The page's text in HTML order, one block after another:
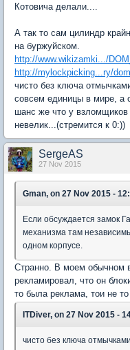
Котовича делали....
А так то сам цилиндр
на буржуйском.
http://www.wikizamki.../
http://mylockpicking...ry/
чисто без ключа
совсем единицы в мире, а
шанс же что у
невелик...(стремится к 0:))
SergeAS
27 Nov 2015
Gman, on 27 Nov 2015 -
Если обсуждается замок
механизма там
одном корпусе.
Странно. В моем обычном
рекламировал, что он
то была реклама, тои не
ITDiver, on 27 Nov 2015 -
чисто без ключа